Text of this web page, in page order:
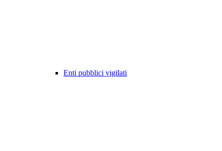
Enti pubblici vigilati